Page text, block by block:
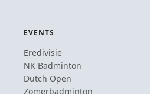
EVENTS
Eredivisie
NK Badminton
Dutch Open
Zomerbadminton